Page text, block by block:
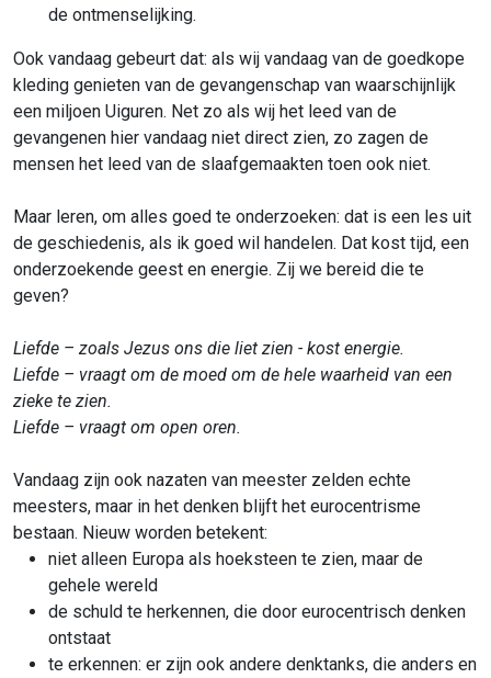
de ontmenselijking.
Ook vandaag gebeurt dat: als wij vandaag van de goedkope
kleding genieten van de gevangenschap van waarschijnlijk
een miljoen Uiguren. Net zo als wij het leed van de
gevangenen hier vandaag niet direct zien, zo zagen de
mensen het leed van de slaafgemaakten toen ook niet.
Maar leren, om alles goed te onderzoeken: dat is een les uit
de geschiedenis, als ik goed wil handelen. Dat kost tijd, een
onderzoekende geest en energie. Zij we bereid die te
geven?
Liefde – zoals Jezus ons die liet zien - kost energie.
Liefde – vraagt om de moed om de hele waarheid van een
zieke te zien.
Liefde – vraagt om open oren.
Vandaag zijn ook nazaten van meester zelden echte
meesters, maar in het denken blijft het eurocentrisme
bestaan. Nieuw worden betekent:
niet alleen Europa als hoeksteen te zien, maar de
gehele wereld
de schuld te herkennen, die door eurocentrisch denken
ontstaat
te erkennen: er zijn ook andere denktanks, die anders en